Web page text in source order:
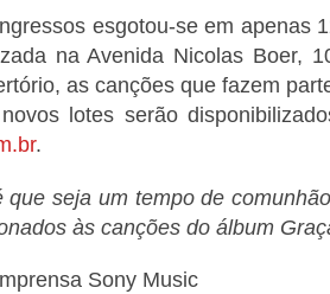
esgotou-se em apenas
na Avenida Nicolas Boer,
as canções que fazem
lotes serão
.
que seja um tempo de
às canções do álbum
Sony Music